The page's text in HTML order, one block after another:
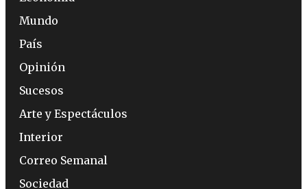
Mundo
País
Opinión
Sucesos
Arte y Espectáculos
Interior
Correo Semanal
Sociedad